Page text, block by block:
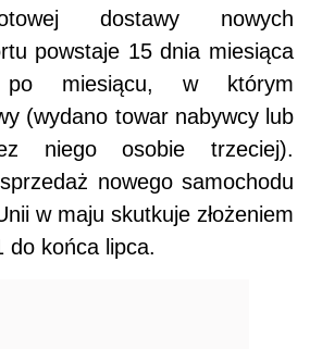
dostawy nowych
powstaje 15 dnia miesiąca
po miesiącu, w którym
(wydano towar nabywcy lub
niego osobie trzeciej).
nowego samochodu
w maju skutkuje złożeniem
do końca lipca.